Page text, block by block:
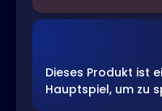
Dieses Produkt ist
Hauptspiel, um zu